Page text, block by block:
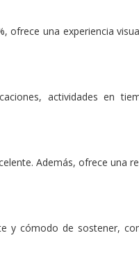
ofrece una experiencia
actividades en
Además, ofrece una
y cómodo de sostener,